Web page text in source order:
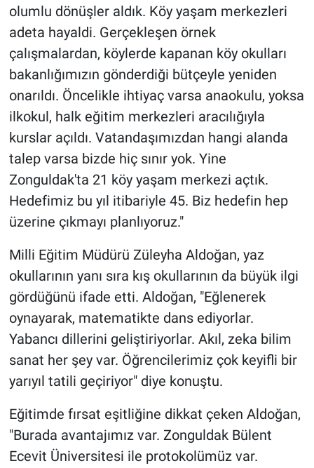
olumlu dönüşler aldık. Köy yaşam merkezleri
adeta hayaldi. Gerçekleşen örnek
çalışmalardan, köylerde kapanan köy okulları
bakanlığımızın gönderdiği bütçeyle yeniden
onarıldı. Öncelikle ihtiyaç varsa anaokulu, yoksa
ilkokul, halk eğitim merkezleri aracılığıyla
kurslar açıldı. Vatandaşımızdan hangi alanda
talep varsa bizde hiç sınır yok. Yine
Zonguldak'ta 21 köy yaşam merkezi açtık.
Hedefimiz bu yıl itibariyle 45. Biz hedefin hep
üzerine çıkmayı planlıyoruz."
Milli Eğitim Müdürü Züleyha Aldoğan, yaz
okullarının yanı sıra kış okullarının da büyük ilgi
gördüğünü ifade etti. Aldoğan, "Eğlenerek
oynayarak, matematikte dans ediyorlar.
Yabancı dillerini geliştiriyorlar. Akıl, zeka bilim
sanat her şey var. Öğrencilerimiz çok keyifli bir
yarıyıl tatili geçiriyor" diye konuştu.
Eğitimde fırsat eşitliğine dikkat çeken Aldoğan,
"Burada avantajımız var. Zonguldak Bülent
Ecevit Üniversitesi ile protokolümüz var.